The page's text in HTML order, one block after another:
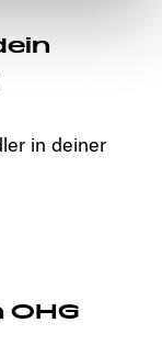
die
sind.
in deiner
OHG